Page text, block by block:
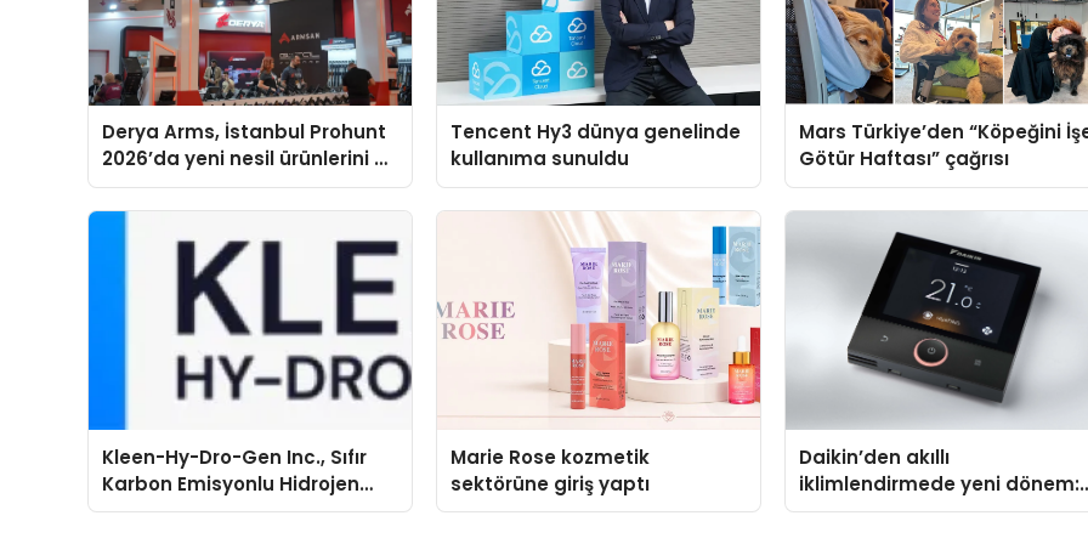
Derya Arms, İstanbul Prohunt
2026’da yeni nesil ürünlerini ve
global marka vizyonunu
sergiledi
Tencent Hy3 dünya genelinde
kullanıma sunuldu
Mars Türkiye’den “Köpeğini
Götür Haftası” çağrısı
Kleen-Hy-Dro-Gen Inc., Sıfır
Karbon Emisyonlu Hidrojen
Isıtma Teknolojisinde ISO ve
Marie Rose kozmetik
sektörüne giriş yaptı
Daikin’den akıllı
iklimlendirmede yeni dönem:
Madoka Plus Türkiye’de